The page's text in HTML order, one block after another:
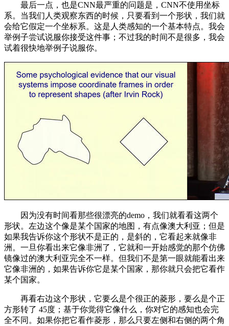
最后一点，也是CNN最严重的问题是，CNN不使用坐标
系。当我们人类观察东西的时候，只要看到一个形状，我们就
会给它假定一个坐标系。这是人类感知的一个基本特点。我会
举例子尝试说服你接受这件事；不过我的时间不是很多，我会
试着很快地举例子说服你。
因为没有时间看那些很漂亮的demo，我们就看看这两个
形状。左边这个像是某个国家的地图，有点像澳大利亚；但是
如果我告诉你这个形状不是正的，是斜的，它看起来就像非
洲。一旦你看出来它像非洲了，它就和一开始感觉的那个仿佛
镜像过的澳大利亚完全不一样。但我们不是第一眼就能看出来
它像非洲的，如果告诉你它是某个国家，那你就只会把它看作
某个国家。
再看右边这个形状，它要么是个很正的菱形，要么是个正
方形转了 45度；基于你觉得它像什么，你对它的感知也会完
全不同。如果你把它看作菱形，那么只要左侧和右侧的两个角